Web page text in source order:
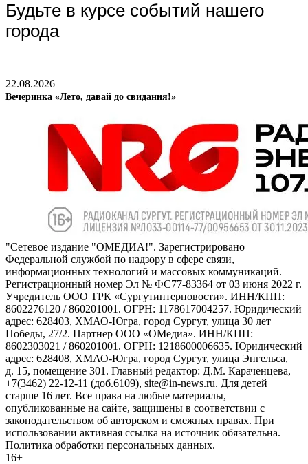
Будьте в курсе событий нашего
города
22.08.2026
Вечеринка «Лето, давай до свидания!»
"Сетевое издание "ОМЕДИА!". Зарегистрировано
Федеральной службой по надзору в сфере связи,
информационных технологий и массовых коммуникаций.
Регистрационный номер Эл № ФС77-83364 от 03 июня 2022 г.
Учредитель ООО ТРК «Сургутинтерновости». ИНН/КПП:
8602276120 / 860201001. ОГРН: 1178617004257. Юридический
адрес: 628403, ХМАО-Югра, город Сургут, улица 30 лет
Победы, 27/2. Партнер ООО «ОМедиа». ИНН/КПП:
8602303021 / 860201001. ОГРН: 1218600006635. Юридический
адрес: 628408, ХМАО-Югра, город Сургут, улица Энгельса,
д. 15, помещение 301. Главный редактор: Д.М. Караченцева,
+7(3462) 22-12-11 (доб.6109), site@in-news.ru. Для детей
старше 16 лет. Все права на любые материалы,
опубликованные на сайте, защищены в соответствии с
законодательством об авторском и смежных правах. При
использовании активная ссылка на источник обязательна.
Политика обработки персональных данных.
16+